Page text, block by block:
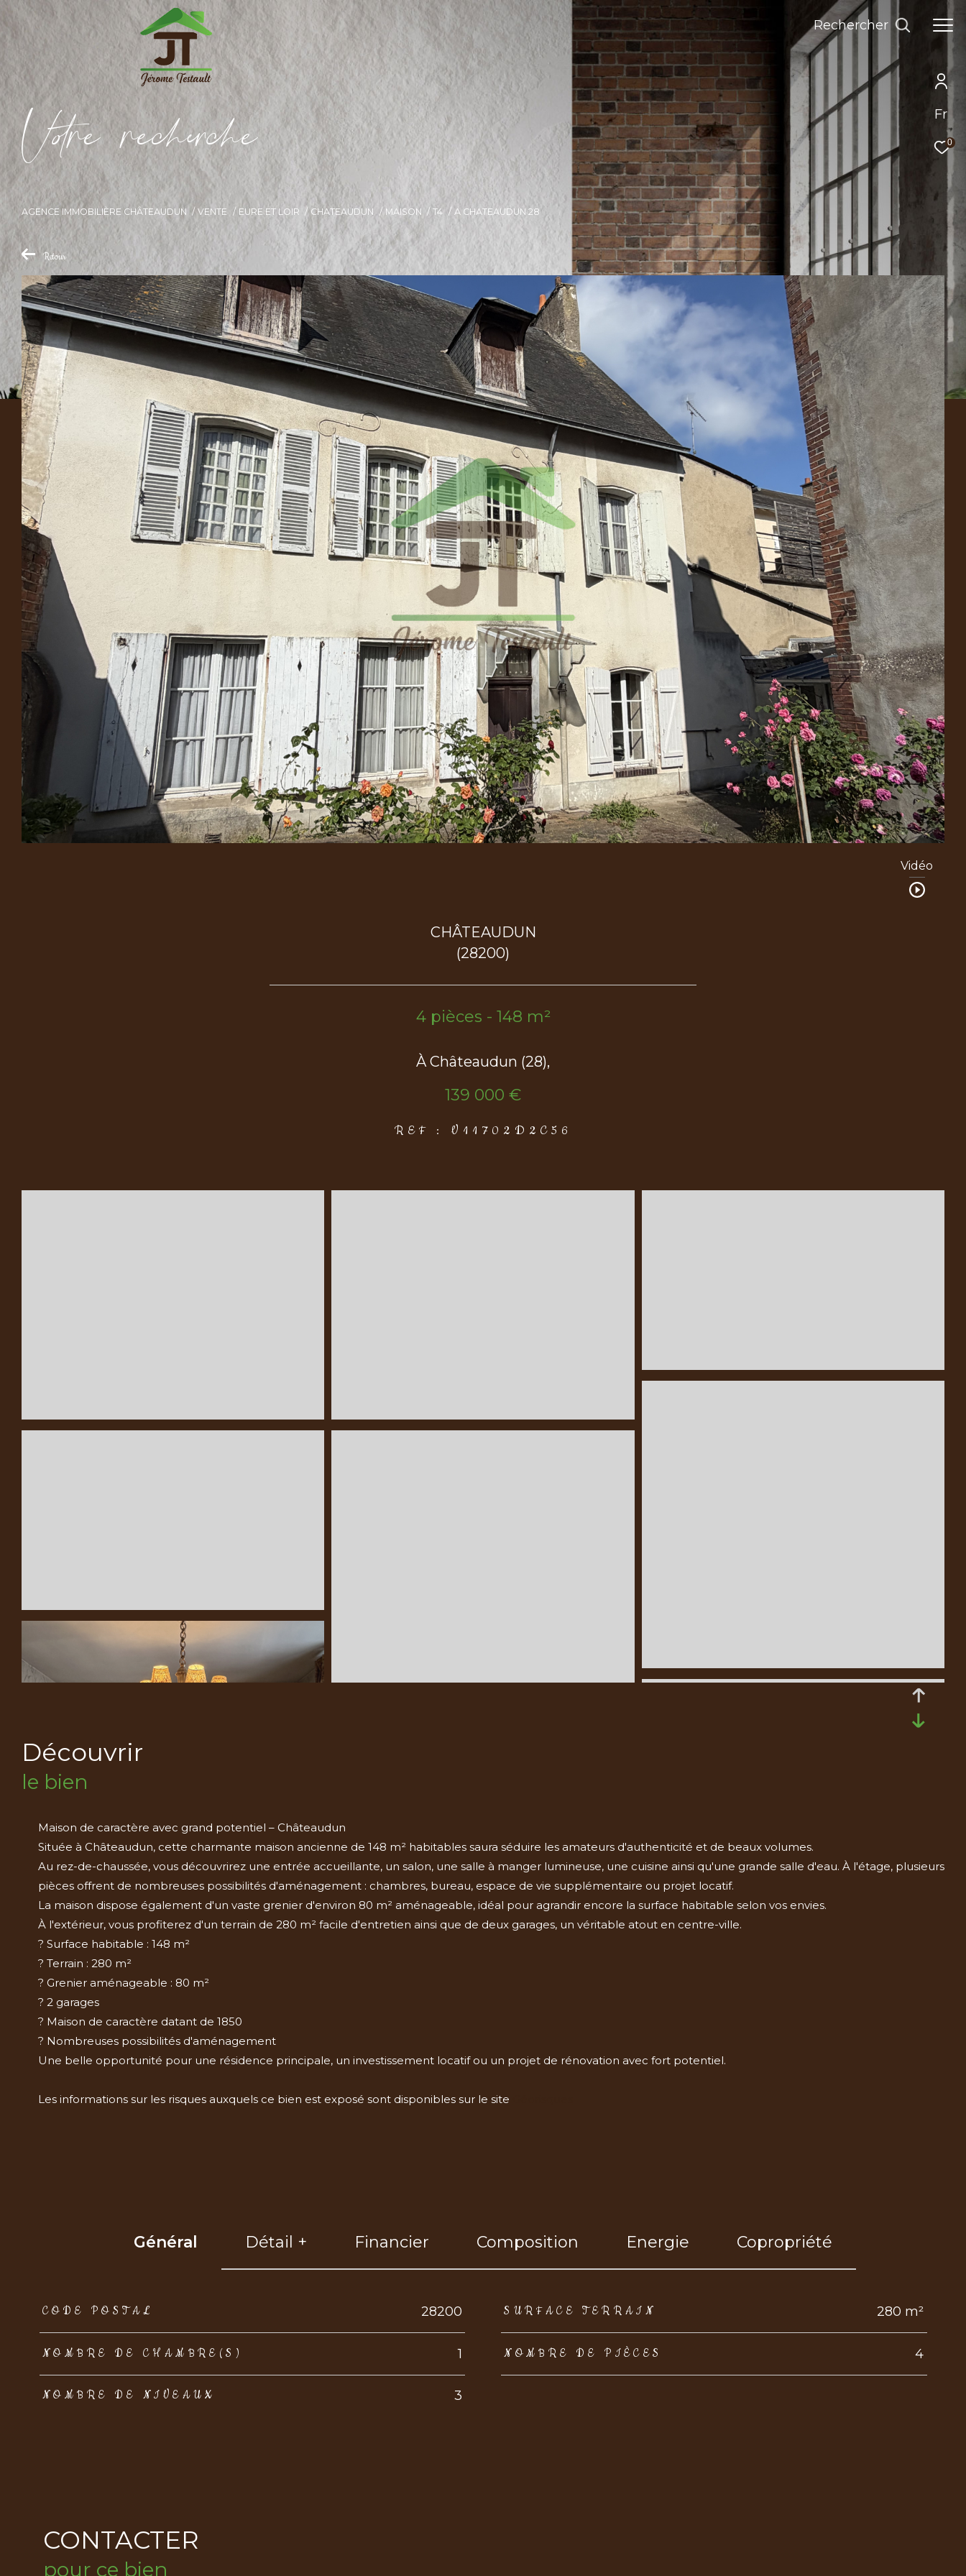
Fr
0
Rechercher
Vore recece
AGENCE IMMOBILIÈRE CHÂTEAUDUN VENTE EURE ET LOIR CHATEAUDUN MAISON T4 A CHATEAUDUN 28
Retour
Vidéo
CHÂTEAUDUN
(28200)
4 pièces - 148 m²
À Châteaudun (28),
139 000 €
REF : V11702D2C56
découvrir
le bien
Maison de caractère avec grand potentiel – Châteaudun
Située à Châteaudun, cette charmante maison ancienne de 148 m² habitables saura séduire les amateurs d'authenticité et de beaux volumes.
Au rez-de-chaussée, vous découvrirez une entrée accueillante, un salon, une salle à manger lumineuse, une cuisine ainsi qu'une grande salle d'eau. À l'étage, plusieurs
pièces offrent de nombreuses possibilités d'aménagement : chambres, bureau, espace de vie supplémentaire ou projet locatif.
La maison dispose également d'un vaste grenier d'environ 80 m² aménageable, idéal pour agrandir encore la surface habitable selon vos envies.
À l'extérieur, vous profiterez d'un terrain de 280 m² facile d'entretien ainsi que de deux garages, un véritable atout en centre-ville.
? Surface habitable : 148 m²
? Terrain : 280 m²
? Grenier aménageable : 80 m²
? 2 garages
? Maison de caractère datant de 1850
? Nombreuses possibilités d'aménagement
Une belle opportunité pour une résidence principale, un investissement locatif ou un projet de rénovation avec fort potentiel.
Les informations sur les risques auxquels ce bien est exposé sont disponibles sur le site
Général Détail + Financier Composition Energie Copropriété
TRAD_ZEPHYR_Caracteristique
CODE POSTAL 28200 SURFACE TERRAIN 280 m²
NOMBRE DE CHAMBRE(S) 1 NOMBRE DE PIÈCES 4
NOMBRE DE NIVEAUX 3
CONTACTER
pour ce bien